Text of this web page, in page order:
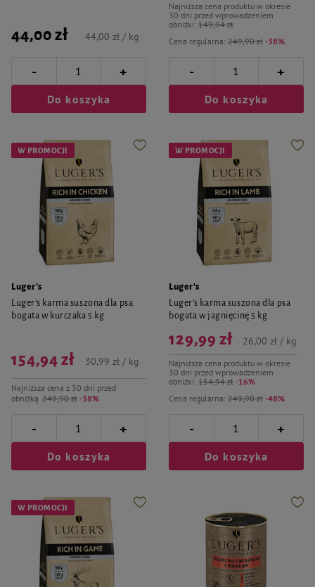
44,00 zł 44,00 zł / kg
- +
Do koszyka
Cena regularna: 249,90 zł -38%
Najniższa cena produktu w okresie
30 dni przed wprowadzeniem
obniżki: 149,94 zł
- +
Do koszyka
W PROMOCJI
Luger's
Luger’s karma suszona dla psa
bogata w kurczaka 5 kg
Najniższa cena z 30 dni przed
obniżką 249,90 zł -38%
154,94 zł 30,99 zł / kg
- +
Do koszyka
W PROMOCJI
Luger's
Luger’s karma suszona dla psa
bogata w jagnięcinę 5 kg
Cena regularna: 249,90 zł -48%
129,99 zł
Najniższa cena produktu w okresie
30 dni przed wprowadzeniem
obniżki: 154,94 zł -16%
26,00 zł / kg
- +
Do koszyka
W PROMOCJI